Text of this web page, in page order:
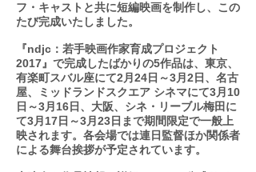
フ・キャストと共に短編映画を制作し、この
たび完成いたしました。
『ndjc：若手映画作家育成プロジェクト
2017』で完成したばかりの5作品は、東京、
有楽町スバル座にて2月24日～3月2日、名古
屋、ミッドランドスクエア シネマにて3月10
日～3月16日、大阪、シネ・リーブル梅田に
て3月17日～3月23日まで期間限定で一般上
映されます。各会場では連日監督ほか関係者
による舞台挨拶が予定されています。